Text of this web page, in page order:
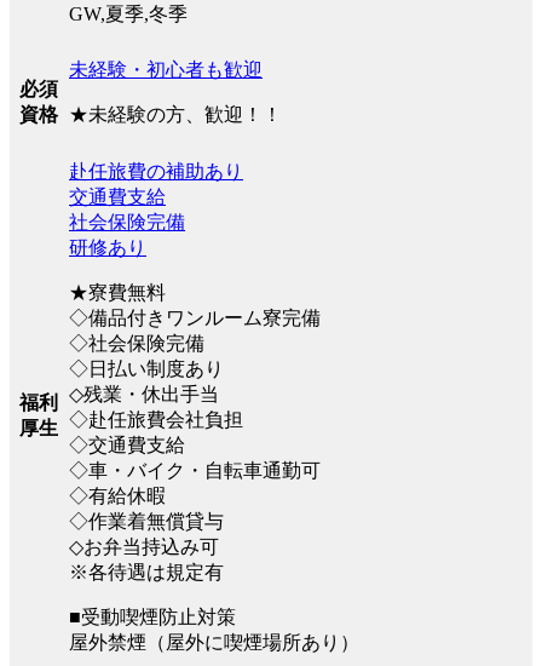
GW,夏季,冬季
必須
資格
未経験・初心者も歓迎
★未経験の方、歓迎！！
福利
厚生
赴任旅費の補助あり
交通費支給
社会保険完備
研修あり
★寮費無料
◇備品付きワンルーム寮完備
◇社会保険完備
◇日払い制度あり
◇残業・休出手当
◇赴任旅費会社負担
◇交通費支給
◇車・バイク・自転車通勤可
◇有給休暇
◇作業着無償貸与
◇お弁当持込み可
※各待遇は規定有
■受動喫煙防止対策
屋外禁煙（屋外に喫煙場所あり）